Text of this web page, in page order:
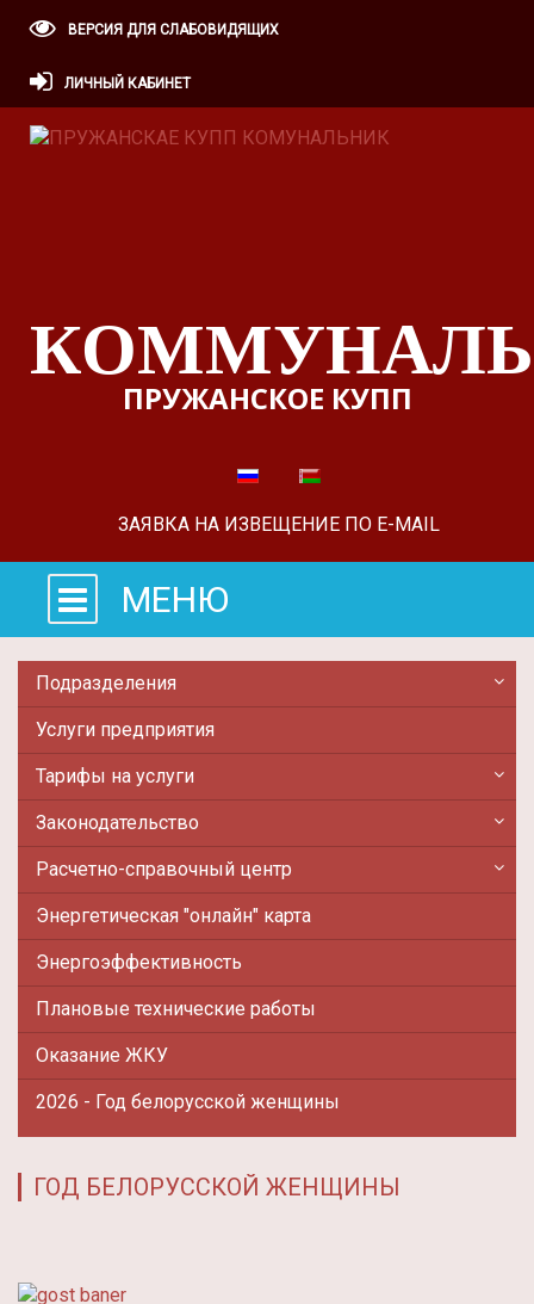
ВЕРСИЯ ДЛЯ СЛАБОВИДЯЩИХ
ЛИЧНЫЙ КАБИНЕТ
ПРУЖАНСКОЕ КУПП
ЗАЯВКА НА ИЗВЕЩЕНИЕ ПО E-MAIL
МЕНЮ
Подразделения
Услуги предприятия
Тарифы на услуги
Законодательство
Расчетно-справочный центр
Энергетическая "онлайн" карта
Энергоэффективность
Плановые технические работы
Оказание ЖКУ
2026 - Год белорусской женщины
ГОД БЕЛОРУССКОЙ ЖЕНЩИНЫ